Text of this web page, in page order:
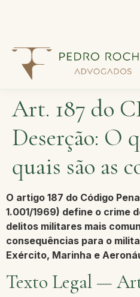
Art. 187 do
Deserção: O
quais são as
O artigo 187 do Código
1.001/1969) define o crime
delitos militares mais
consequências para o
Exército, Marinha e
Texto Legal —